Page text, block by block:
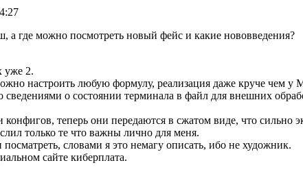
а где можно посмотреть новый фейс и какие нововведения?
уже 2.
настроить любую формулу, реализация даже круче чем у
сведениями о состоянии терминала в файл для внешних
конфигов, теперь они передаются в сжатом виде, что сильно
только те что важны лично для меня.
словами я это немагу описать, ибо не художник.
сайте киберплата.